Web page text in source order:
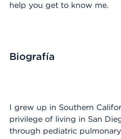
help you get to know me.
Biografía
I grew up in Southern
privilege of living in San
through pediatric